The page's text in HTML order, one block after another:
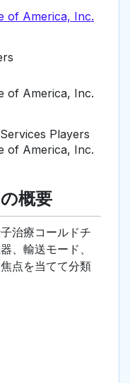
of America, Inc.
of America, Inc.
Players
of America, Inc.
概要
治療コールドチ
、輸送モード、
点を当てて分類